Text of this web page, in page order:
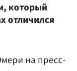
который
отличился
на пресс-